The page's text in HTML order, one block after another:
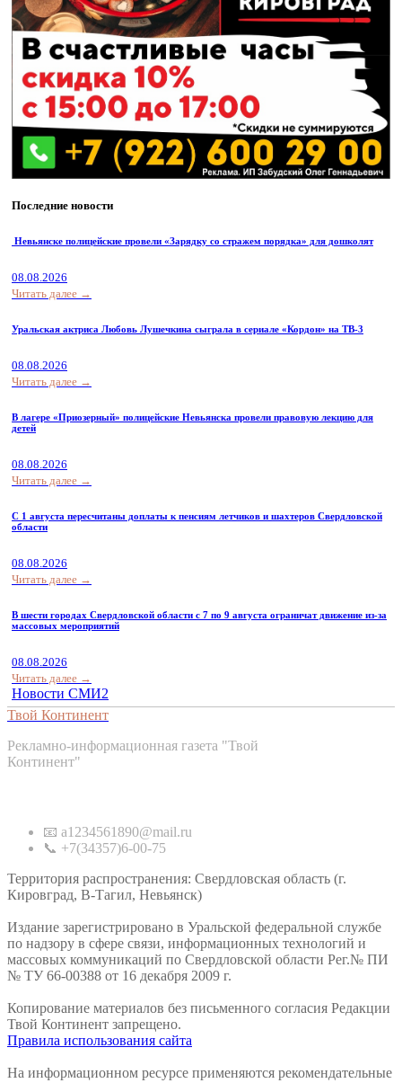
Последние новости
Невьянске полицейские провели «Зарядку со стражем порядка» для дошколят
08.08.2026
Читать далее →
Уральская актриса Любовь Лушечкина сыграла в сериале «Кордон» на ТВ-3
08.08.2026
Читать далее →
В лагере «Приозерный» полицейские Невьянска провели правовую лекцию для
детей
08.08.2026
Читать далее →
С 1 августа пересчитаны доплаты к пенсиям летчиков и шахтеров Свердловской
области
08.08.2026
Читать далее →
В шести городах Свердловской области с 7 по 9 августа ограничат движение из-за
массовых мероприятий
08.08.2026
Читать далее →
Новости СМИ2
Твой Континент
Рекламно-информационная газета "Твой
Континент"
📧 a1234561890@mail.ru
📞 +7(34357)6-00-75
Территория распространения: Свердловская область (г.
Кировград, В-Тагил, Невьянск)
Издание зарегистрировано в Уральской федеральной службе
по надзору в сфере связи, информационных технологий и
массовых коммуникаций по Свердловской области Рег.№ ПИ
№ ТУ 66-00388 от 16 декабря 2009 г.
Копирование материалов без письменного согласия Редакции
Твой Континент запрещено.
Правила использования сайта
На информационном ресурсе применяются рекомендательные